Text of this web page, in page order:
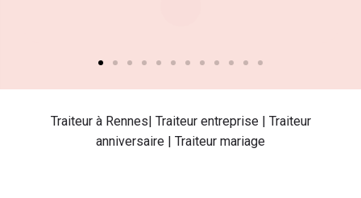
Traiteur à Rennes| Traiteur entreprise | Traiteur
anniversaire | Traiteur mariage